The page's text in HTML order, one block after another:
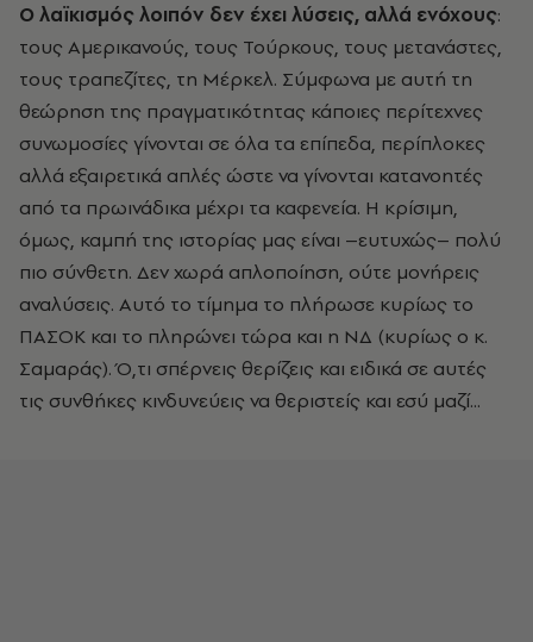
Ο λαϊκισμός λοιπόν δεν έχει λύσεις, αλλά ενόχους:
τους Αμερικανούς, τους Τούρκους, τους μετανάστες,
τους τραπεζίτες, τη Μέρκελ. Σύμφωνα με αυτή τη
θεώρηση της πραγματικότητας κάποιες περίτεχνες
συνωμοσίες γίνονται σε όλα τα επίπεδα, περίπλοκες
αλλά εξαιρετικά απλές ώστε να γίνονται κατανοητές
από τα πρωινάδικα μέχρι τα καφενεία. Η κρίσιμη,
όμως, καμπή της ιστορίας μας είναι –ευτυχώς– πολύ
πιο σύνθετη. Δεν χωρά απλοποίηση, ούτε μονήρεις
αναλύσεις. Αυτό το τίμημα το πλήρωσε κυρίως το
ΠΑΣΟΚ και το πληρώνει τώρα και η ΝΔ (κυρίως ο κ.
Σαμαράς). Ό,τι σπέρνεις θερίζεις και ειδικά σε αυτές
τις συνθήκες κινδυνεύεις να θεριστείς και εσύ μαζί...